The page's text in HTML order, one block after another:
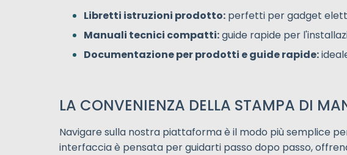
Libretti istruzioni prodotto: perfetti per gadget
Manuali tecnici compatti:guide rapide per
Documentazione per prodotti e guide rapide:
LA CONVENIENZA DELLA STAMPA DI
Navigare sulla nostra piattaforma è il modo più semplice
interfaccia è pensata per guidarti passo dopo passo,